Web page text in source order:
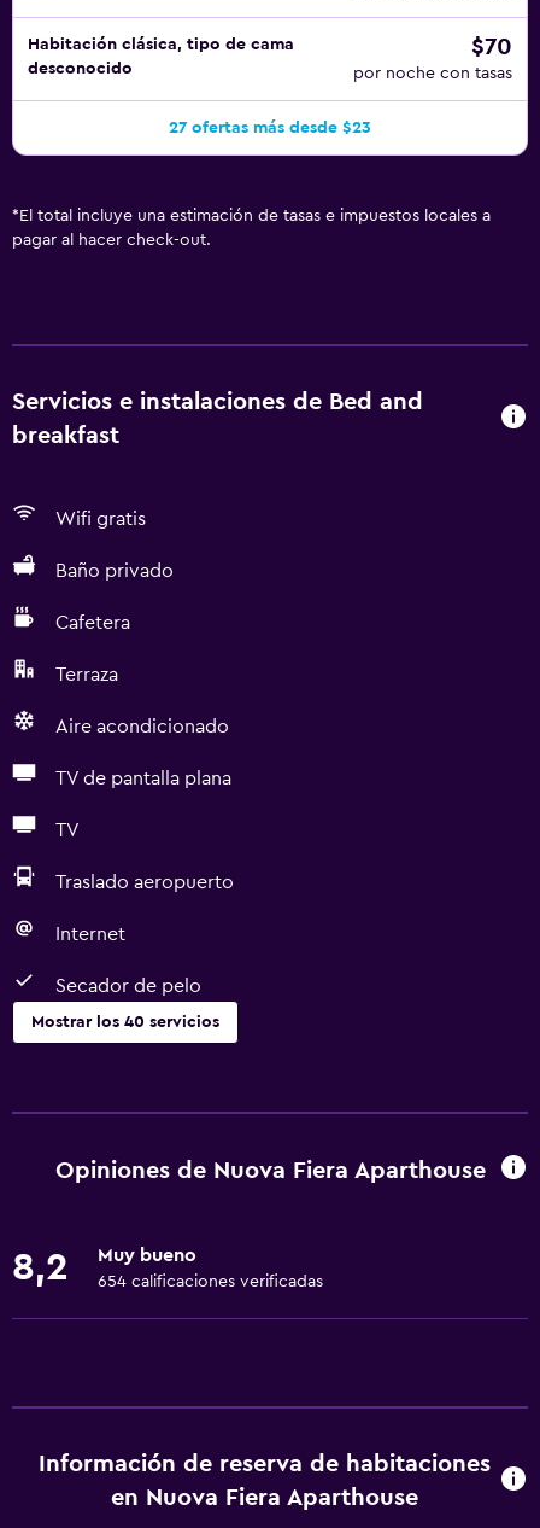
Habitación clásica, tipo de cama
desconocido
$70
por noche con tasas
27 ofertas más desde $23
* El total incluye una estimación de tasas e impuestos locales a
pagar al hacer check-out.
Servicios e instalaciones de Bed and
breakfast
Wifi gratis
Baño privado
Cafetera
Terraza
Aire acondicionado
TV de pantalla plana
TV
Traslado aeropuerto
Internet
Secador de pelo
Mostrar los 40 servicios
Wifi gratis
Toallas
Calefacción
Opiniones de Nuova Fiera Aparthouse
8,2 Muy bueno
654 calificaciones verificadas
Información de reserva de habitaciones
en Nuova Fiera Aparthouse